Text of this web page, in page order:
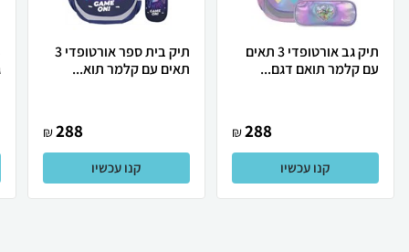
תיק גב אורטופדי 3 תאים
עם קלמר תואם דגם...
288
₪
קנו עכשיו
תיק בית ספר אורטופדי 3
תאים עם קלמר תוא...
288
₪
קנו עכשיו